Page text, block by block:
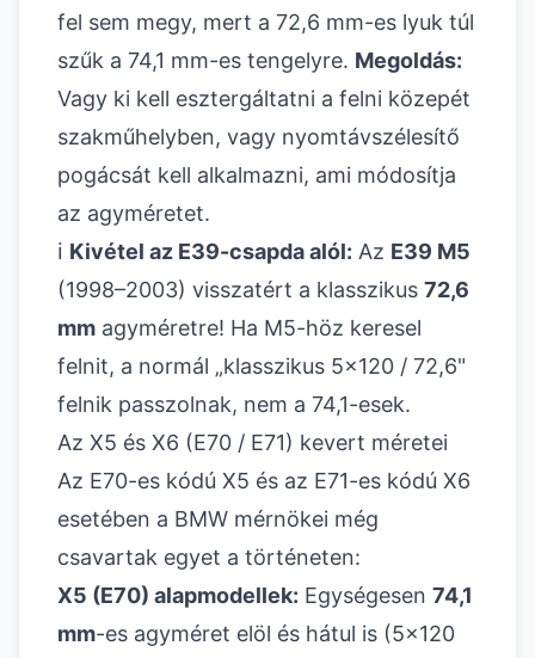
fel sem megy, mert a 72,6 mm-es lyuk túl
szűk a 74,1 mm-es tengelyre. Megoldás:
Vagy ki kell esztergáltatni a felni közepét
szakműhelyben, vagy nyomtávszélesítő
pogácsát kell alkalmazni, ami módosítja
az agyméretet.
ℹ️ Kivétel az E39-csapda alól: Az E39 M5
(1998–2003) visszatért a klasszikus 72,6
mm agyméretre! Ha M5-höz keresel
felnit, a normál „klasszikus 5x120 / 72,6"
felnik passzolnak, nem a 74,1-esek.
Az X5 és X6 (E70 / E71) kevert méretei
Az E70-es kódú X5 és az E71-es kódú X6
esetében a BMW mérnökei még
csavartak egyet a történeten:
X5 (E70) alapmodellek: Egységesen 74,1
mm-es agyméret elöl és hátul is (5x120